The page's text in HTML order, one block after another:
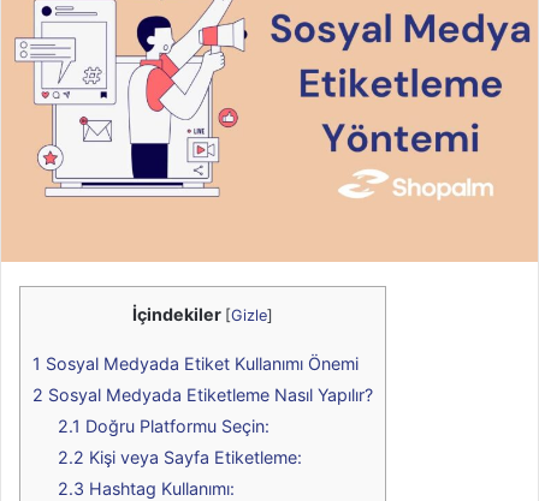
İçindekiler [Gizle]
1 Sosyal Medyada Etiket Kullanımı Önemi
2 Sosyal Medyada Etiketleme Nasıl Yapılır?
2.1 Doğru Platformu Seçin:
2.2 Kişi veya Sayfa Etiketleme:
2.3 Hashtag Kullanımı: